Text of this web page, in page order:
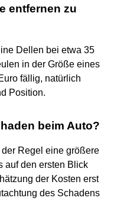
entfernen zu
Dellen bei etwa 35
in der Größe eines
fällig, natürlich
Position.
beim Auto?
Regel eine größere
auf den ersten Blick
der Kosten erst
des Schadens